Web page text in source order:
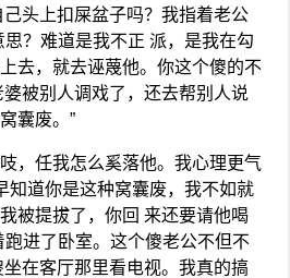
头上扣屎盆子吗？我指着老公
思？难道是我不正 派，是我在勾
去，就去诬蔑他。你这个傻的不
被别人调戏了，还去帮别人说
囊废。”
，任我怎么奚落他。我心理更气
知道你是这种窝囊废，我不如就
被提拔了，你回 来还要请他喝
跑进了卧室。这个傻老公不但不
在客厅那里看电视。我真的搞